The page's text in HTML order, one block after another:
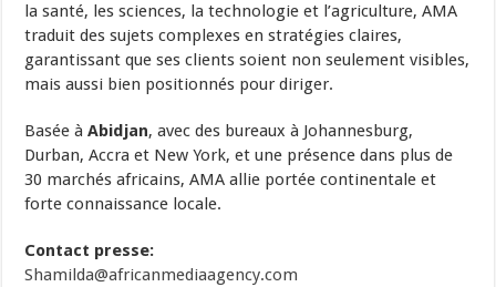
la santé, les sciences, la technologie et l’agriculture, AMA
traduit des sujets complexes en stratégies claires,
garantissant que ses clients soient non seulement visibles,
mais aussi bien positionnés pour diriger.
Basée àAbidjan, avec des bureaux à Johannesburg,
Durban, Accra et New York, et une présence dans plus de
30 marchés africains, AMA allie portée continentale et
forte connaissance locale.
Contact presse:
Shamilda@africanmediaagency.com